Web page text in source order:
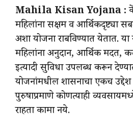
Mahila Kisan Yojana :
महिलांना सक्षम व आर्थिकदृष्ट्या
अशा योजना राबविण्यात येतात.
महिलांना अनुदान, आर्थिक मदत,
इत्यादी सुविधा उपलब्ध करून
योजनांमधील शासनाचा एकच
पुरुषाप्रमाणे कोणत्याही
राहता कामा नये.